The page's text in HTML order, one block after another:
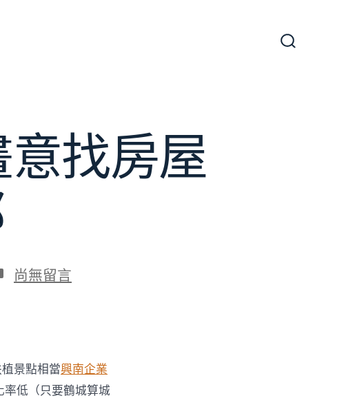
找房屋
在
〈洪
詩
情
尚無留言
景點相當興南企業
低（只要鶴城算城